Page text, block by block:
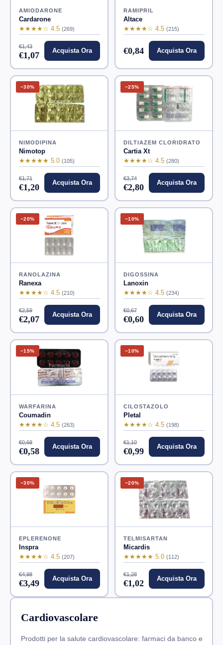
AMIODARONE
Cardarone
★★★★☆ 4.5 (269)
€1,43
€1,07 Acquista Ora
RAMIPRIL
Altace
★★★★☆ 4.5 (215)
€0,84 Acquista Ora
−30%
NIMODIPINA
Nimotop
★★★★★ 5.0 (105)
€1,71
€1,20 Acquista Ora
−25%
DILTIAZEM CLORIDRATO
Cartia Xt
★★★★☆ 4.5 (280)
€3,74
€2,80 Acquista Ora
−20%
RANOLAZINA
Ranexa
★★★★☆ 4.5 (210)
€2,59
€2,07 Acquista Ora
−10%
DIGOSSINA
Lanoxin
★★★★☆ 4.5 (234)
€0,67
€0,60 Acquista Ora
−15%
WARFARINA
Coumadin
★★★★☆ 4.5 (263)
€0,68
€0,58 Acquista Ora
−10%
CILOSTAZOLO
Pletal
★★★★☆ 4.5 (198)
€1,10
€0,99 Acquista Ora
−30%
EPLERENONE
Inspra
★★★★☆ 4.5 (207)
€4,98
€3,49 Acquista Ora
−20%
TELMISARTAN
Micardis
★★★★★ 5.0 (112)
€1,28
€1,02 Acquista Ora
Cardiovascolare
Prodotti per la salute cardiovascolare: farmaci da banco e